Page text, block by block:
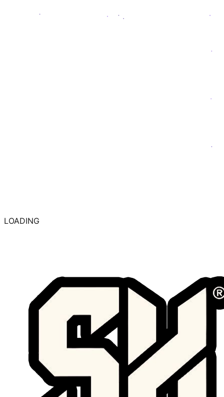
LOADING